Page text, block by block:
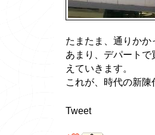
たまたま、通りかか
あまり、デパート
えていきます。
これが、時代の新陳
Tweet